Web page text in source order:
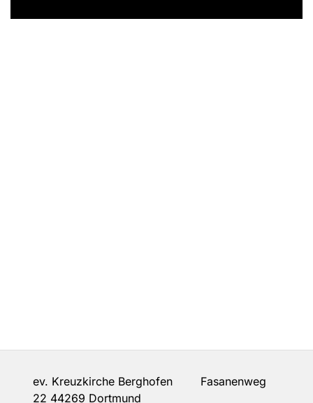
ev. Kreuzkirche Berghofen Fasanenweg
22 44269 Dortmund